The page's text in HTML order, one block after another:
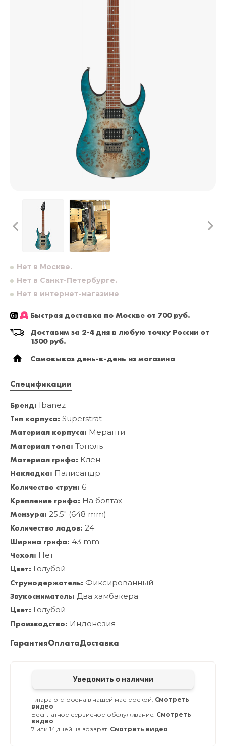
Нет в Москве.
Нет в Санкт-Петербурге.
Нет в интернет-магазине
Быстрая доставка по Москве от 700 руб.
Доставим за 2-4 дня в любую точку России от
1500 руб.
Самовывоз день-в-день из магазина
Спецификации
Бренд: Ibanez
Тип корпуса: Superstrat
Материал корпуса: Меранти
Материал топа: Тополь
Материал грифа: Клён
Накладка: Палисандр
Количество струн: 6
Крепление грифа: На болтах
Мензура: 25,5" (648 mm)
Количество ладов: 24
Ширина грифа: 43 mm
Чехол: Нет
Цвет: Голубой
Струнодержатель: Фиксированный
Звукосниматель: Два хамбакера
Цвет: Голубой
Производство: Индонезия
ГарантияОплатаДоставка
Уведомить о наличии
Гитара отстроена в нашей мастерской. Смотреть
видео
Бесплатное сервисное обслуживание. Смотреть
видео
7 или 14 дней на возврат. Смотреть видео